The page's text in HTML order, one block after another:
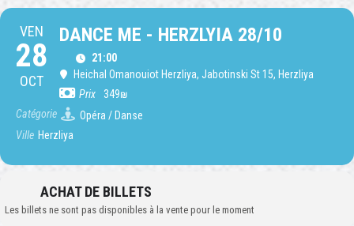
VEN
28
OCT
DANCE ME - HERZLYIA 28/10
21:00
Heichal Omanouiot Herzliya, Jabotinski St 15, Herzliya
Prix
349₪
Catégorie
Opéra / Danse
Ville Herzliya
ACHAT DE BILLETS
Les billets ne sont pas disponibles à la vente pour le moment